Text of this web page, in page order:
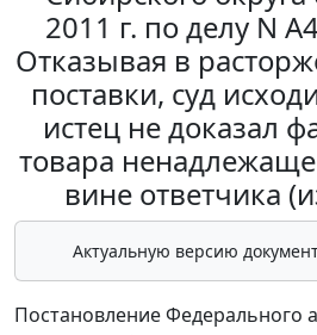
2011 г. по делу N
Отказывая в
поставки, суд
истец не доказал
товара
вине ответчика
Актуальную версию
Постановление Федерального